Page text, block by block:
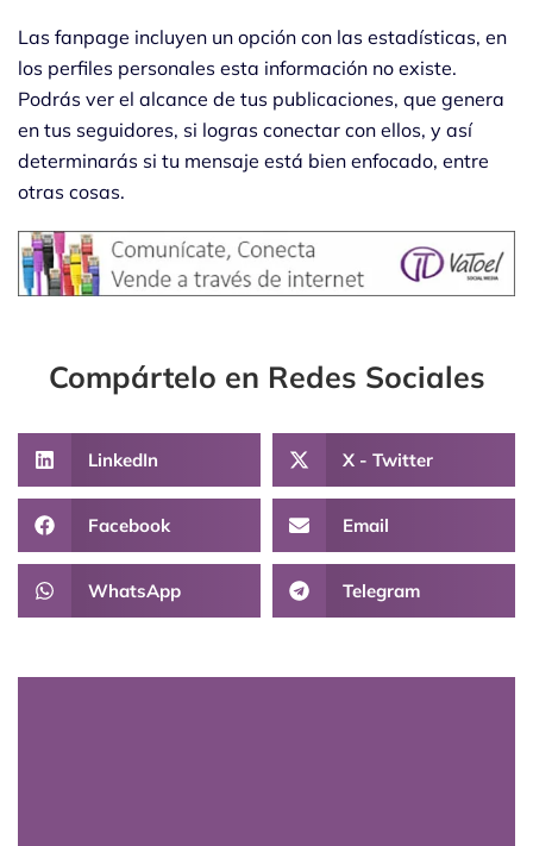
Las fanpage incluyen un opción con las estadísticas, en
los perfiles personales esta información no existe.
Podrás ver el alcance de tus publicaciones, que genera
en tus seguidores, si logras conectar con ellos, y así
determinarás si tu mensaje está bien enfocado, entre
otras cosas.
Compártelo en Redes Sociales
LinkedIn X - Twitter
Facebook Email
WhatsApp Telegram